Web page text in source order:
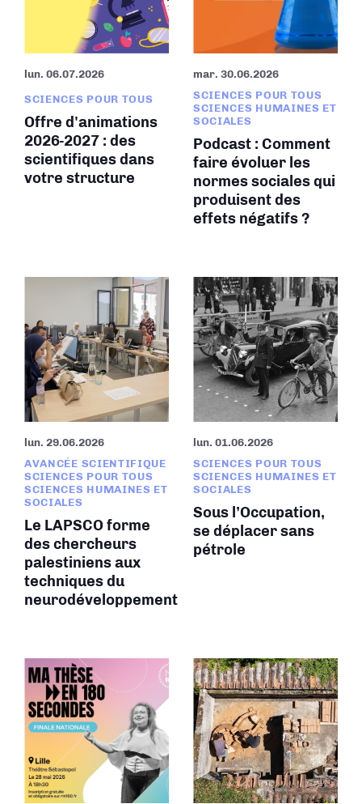
lun. 06.07.2026
SCIENCES POUR TOUS
Offre d'animations
2026-2027 : des
scientifiques dans
votre structure
mar. 30.06.2026
SCIENCES POUR TOUS
SCIENCES HUMAINES ET
SOCIALES
Podcast : Comment
faire évoluer les
normes sociales qui
produisent des
effets négatifs ?
lun. 29.06.2026
AVANCÉE SCIENTIFIQUE
SCIENCES POUR TOUS
SCIENCES HUMAINES ET
SOCIALES
Le LAPSCO forme
des chercheurs
palestiniens aux
techniques du
neurodéveloppement
lun. 01.06.2026
SCIENCES POUR TOUS
SCIENCES HUMAINES ET
SOCIALES
Sous l’Occupation,
se déplacer sans
pétrole